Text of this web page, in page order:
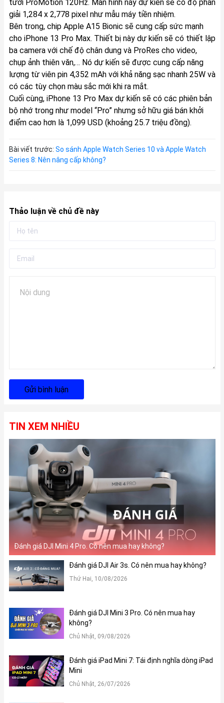
tươi ProMotion 120Hz. Màn hình này dự kiến sẽ có độ phân
giải 1,284 x 2,778 pixel như mẫu máy tiền nhiệm.
Bên trong, chip Apple A15 Bionic sẽ cung cấp sức mạnh
cho iPhone 13 Pro Max. Thiết bị này dự kiến sẽ có thiết lập
ba camera với chế độ chân dung và ProRes cho video,
chụp ảnh thiên văn,… Nó dự kiến sẽ được cung cấp năng
lượng từ viên pin 4,352 mAh với khả năng sạc nhanh 25W và
có các tùy chọn màu sắc mới khi ra mắt.
Cuối cùng, iPhone 13 Pro Max dự kiến sẽ có các phiên bản
bộ nhớ trong như model “Pro” nhưng sở hữu giá bán khởi
điểm cao hơn là 1,099 USD (khoảng 25.7 triệu đồng).
Bài viết trước: So sánh Apple Watch Series 10 và Apple Watch
Series 8: Nên nâng cấp không?
Thảo luận về chủ đề này
Gửi bình luận
TIN XEM NHIỀU
Đánh giá DJI Mini 4 Pro. Có nên mua hay không?
Đánh giá DJI Air 3s. Có nên mua hay không?
Thứ Hai, 10/08/2026
Đánh giá DJI Mini 3 Pro. Có nên mua hay
không?
Chủ Nhật, 09/08/2026
Đánh giá iPad Mini 7: Tái định nghĩa dòng iPad
Mini
Chủ Nhật, 26/07/2026